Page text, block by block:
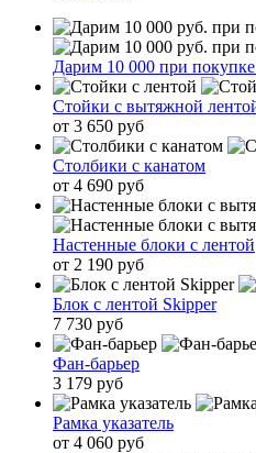
Дарим 10 000 при
Стойки с вытяжной
от 3 650 руб
Столбики с канатом
от 4 690 руб
Настенные блоки с лентой
от 2 190 руб
Блок с лентой Skipper
7 730 руб
Фан-барьер
3 179 руб
Рамка указатель
от 4 060 руб